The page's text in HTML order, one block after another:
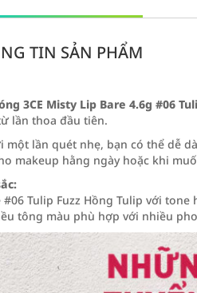
TIN SẢN PHẨM
3CE Misty Lip Bare 4.6g #06
lần thoa đầu tiên.
một lần quét nhẹ, bạn có thể dễ
makeup hằng ngày hoặc khi
#06 Tulip Fuzz Hồng Tulip với
tông màu phù hợp với nhiều